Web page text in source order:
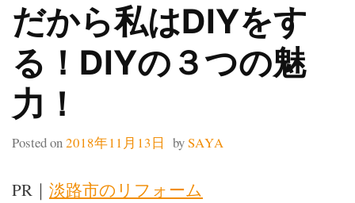
だから私はDIYをす
る！DIYの３つの魅
力！
Posted on2018年11月13日 bySAYA
PR｜ 淡路市のリフォーム